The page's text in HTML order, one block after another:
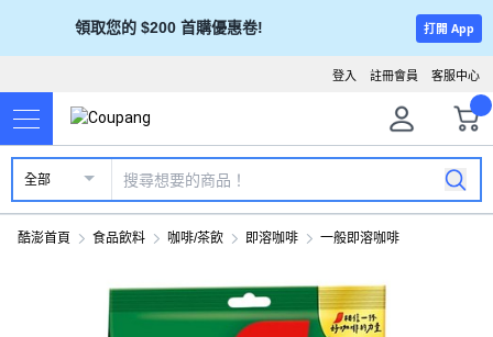
領取您的 $200 首購優惠卷! 打開 App
客服中心
註冊會員
登入
全部
酷澎首頁 食品飲料 咖啡/茶飲 即溶咖啡 一般即溶咖啡